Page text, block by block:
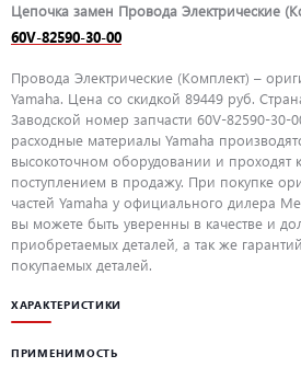
Цепочка замен Провода Электрические
60V-82590-30-00
Провода Электрические (Комплект) –
Yamaha. Цена со скидкой 89449 руб.
Заводской номер запчасти 60V-82590-30-
расходные материалы Yamaha
высокоточном оборудовании и проходят
поступлением в продажу. При покупке
частей Yamaha у официального дилера
вы можете быть уверенны в качестве и
приобретаемых деталей, а так же
покупаемых деталей.
ХАРАКТЕРИСТИКИ
ПРИМЕНИМОСТЬ